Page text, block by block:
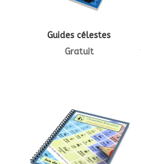
Guides célestes
Gratuit